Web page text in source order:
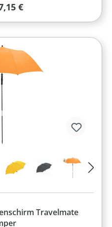
Preis:
€
Travelmate